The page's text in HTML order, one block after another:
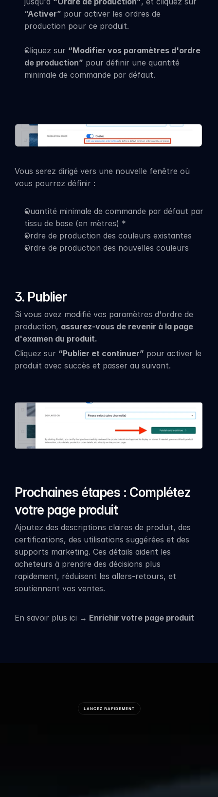
“Activer” pour activer les ordres de
production pour ce produit.
Cliquez sur “Modifier vos paramètres d'ordre
de production” pour définir une quantité
minimale de commande par défaut.
Vous serez dirigé vers une nouvelle fenêtre où
vous pourrez définir :
Quantité minimale de commande par défaut par
tissu de base (en mètres) *
Ordre de production des couleurs existantes
Ordre de production des nouvelles couleurs
3. Publier
Si vous avez modifié vos paramètres d'ordre de
production, assurez-vous de revenir à la page
d'examen du produit.
Cliquez sur “Publier et continuer” pour activer le
produit avec succès et passer au suivant.
Prochaines étapes : Complétez
votre page produit
Ajoutez des descriptions claires de produit, des
certifications, des utilisations suggérées et des
supports marketing. Ces détails aident les
acheteurs à prendre des décisions plus
rapidement, réduisent les allers-retours, et
soutiennent vos ventes.
En savoir plus ici → Enrichir votre page produit
LANCEZ RAPIDEMENT
Construire